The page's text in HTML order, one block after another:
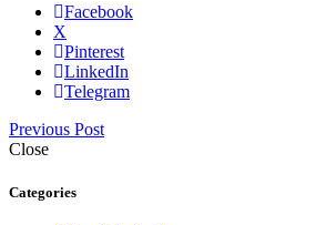
Facebook
X
Pinterest
LinkedIn
Telegram
Previous Post
Close
Categories